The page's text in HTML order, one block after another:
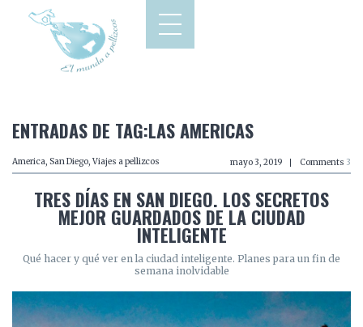
ENTRADAS DE TAG:LAS AMERICAS
America, San Diego, Viajes a pellizcos mayo 3, 2019 Comments 3
TRES DÍAS EN SAN DIEGO. LOS SECRETOS
MEJOR GUARDADOS DE LA CIUDAD
INTELIGENTE
Qué hacer y qué ver en la ciudad inteligente. Planes para un fin de
semana inolvidable